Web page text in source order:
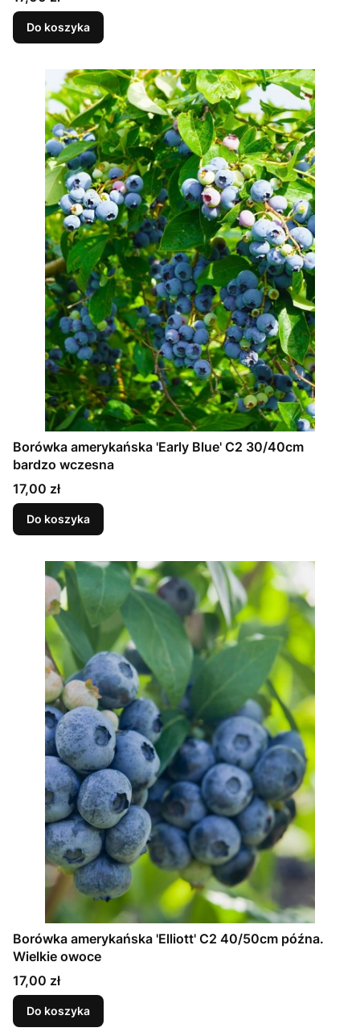
Do koszyka
Borówka amerykańska 'Early Blue' C2 30/40cm
bardzo wczesna
Cena
17,00 zł
Do koszyka
Borówka amerykańska 'Elliott' C2 40/50cm późna.
Wielkie owoce
Cena
17,00 zł
Do koszyka